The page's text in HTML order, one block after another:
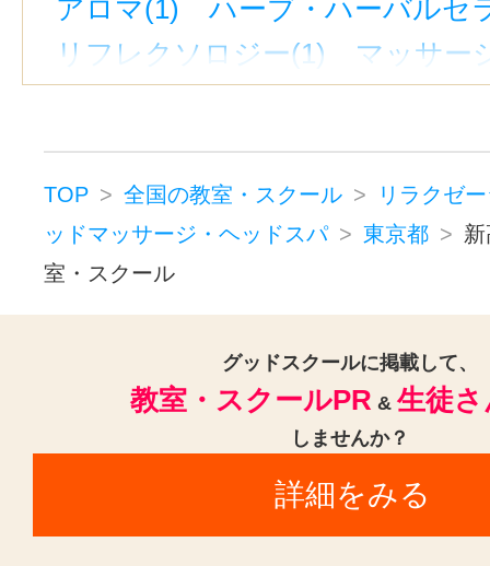
千石駅(1)
東池袋駅(1)
有楽町
九段下駅(1)
西新宿駅(1)
御徒
東池袋四丁目駅(1)
京橋駅(東京
高円寺駅(1)
新宿西口駅(1)
京
東京駅(1)
表参道駅(1) 戸越駅
アロマ(1)
ハーブ・ハーバルセ
リフレクソロジー(1)
マッサー
ボディケア・ボディマッサージ
ロミロミマッサージ(1)
リラクゼーションその他(1)
TOP 全国の教室・スクール
リラクゼ
ッドマッサージ・ヘッドスパ
東京都
室・スクール
グッドスクールに掲載して、
教室・スクールPR & 生徒
しませんか？
詳細をみる